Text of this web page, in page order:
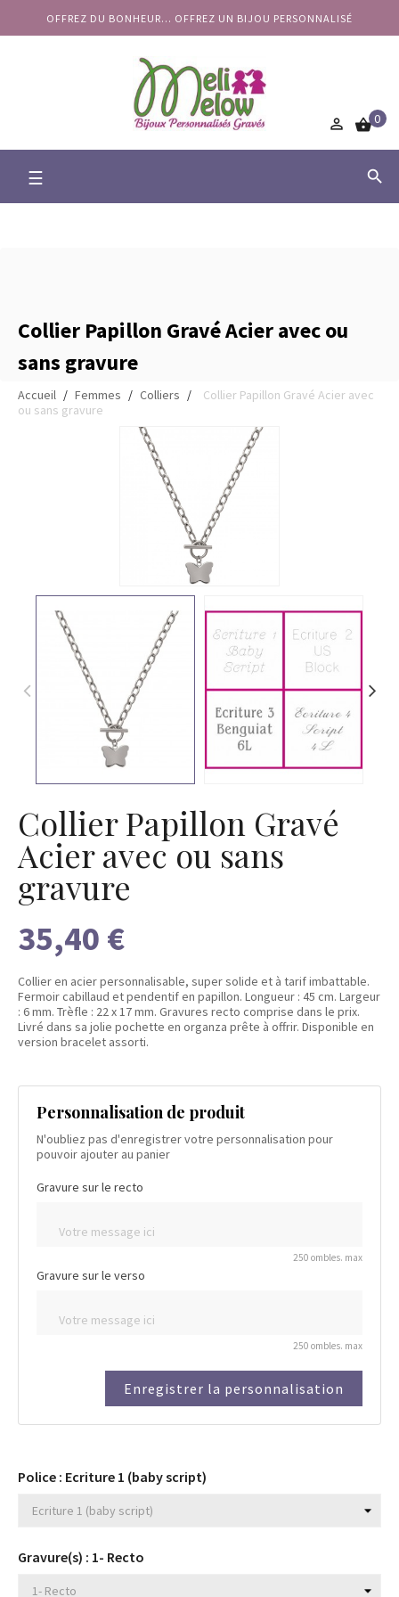
OFFREZ DU BONHEUR... OFFREZ UN BIJOU PERSONNALISÉ
 0
Basculer
☰ 
Collier Papillon Gravé Acier avec ou
sans gravure
Accueil Femmes Colliers
Collier Papillon Gravé Acier avec
ou sans gravure
Collier Papillon Gravé
Acier avec ou sans
gravure
35,40 €
Collier en acier personnalisable, super solide et à tarif imbattable.
Fermoir cabillaud et pendentif en papillon. Longueur : 45 cm. Largeur
: 6 mm. Trèfle : 22 x 17 mm. Gravures recto comprise dans le prix.
Livré dans sa jolie pochette en organza prête à offrir. Disponible en
version bracelet assorti.
Personnalisation de produit
N'oubliez pas d'enregistrer votre personnalisation pour
pouvoir ajouter au panier
Gravure sur le recto
250 ombles. max
Gravure sur le verso
250 ombles. max
Enregistrer la personnalisation
Police : Ecriture 1 (baby script)
Gravure(s) : 1- Recto